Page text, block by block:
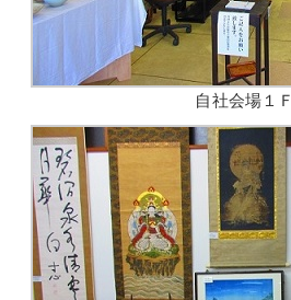
自社会場１Ｆ